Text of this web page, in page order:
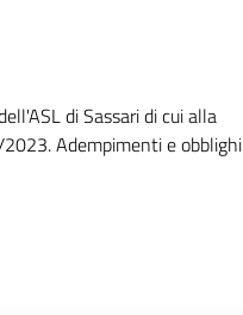
di Sassari di cui alla
Adempimenti e obblighi